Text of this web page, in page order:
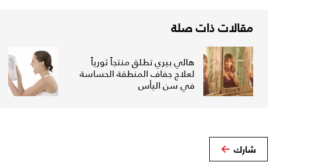
مقالات ذات صلة
هالي بيري تطلق منتجاً ثورياً
لعلاج جفاف المنطقة الحساسة
في سن اليأس
شارك